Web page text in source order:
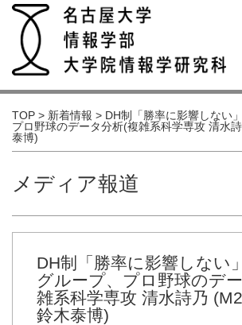
TOP > 新着情報 > DH制「勝率に影響しない
プロ野球のデータ分析(複雑系科学専攻 清水
泰博)
メディア報道
DH制「勝率に影響しな
グループ、プロ野球のデ
雑系科学専攻 清水詩乃
鈴木泰博)